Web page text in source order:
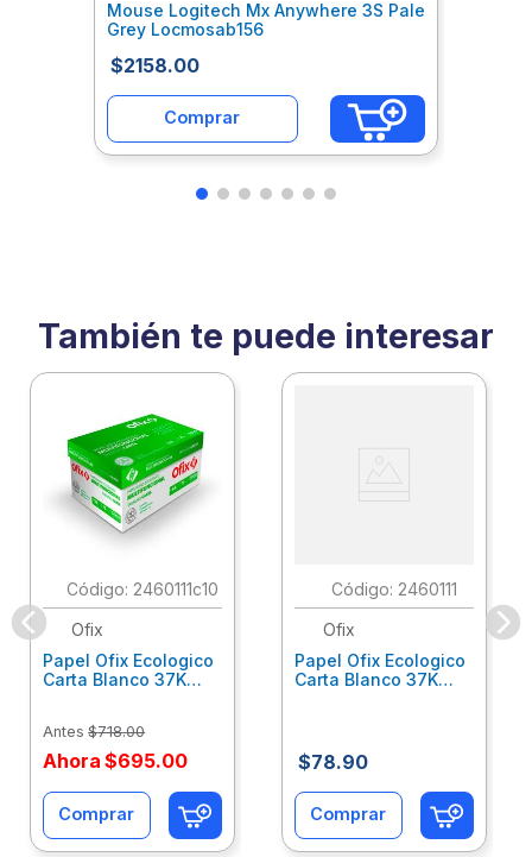
Mouse Logitech Mx Anywhere 3S Pale
Grey Locmosab156
$2158.00
Comprar
También te puede interesar
: 2460111c10
Ofix
Papel Ofix Ecologico
Carta Blanco 37K
Antes $718.00
Ahora $695.00
Comprar
: 2460111
Ofix
Papel Ofix Ecologico
Carta Blanco 37K
$78.90
Comprar